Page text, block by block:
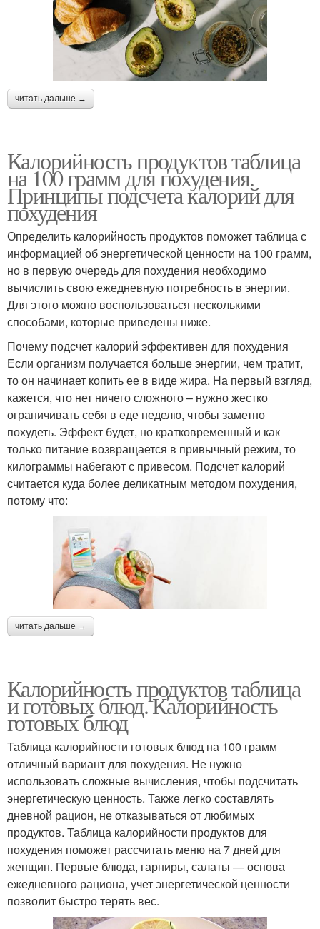
читать дальше →
Калорийность продуктов таблица
на 100 грамм для похудения.
Принципы подсчета калорий для
похудения
Определить калорийность продуктов поможет таблица с
информацией об энергетической ценности на 100 грамм,
но в первую очередь для похудения необходимо
вычислить свою ежедневную потребность в энергии.
Для этого можно воспользоваться несколькими
способами, которые приведены ниже.
Почему подсчет калорий эффективен для похудения
Если организм получается больше энергии, чем тратит,
то он начинает копить ее в виде жира. На первый взгляд,
кажется, что нет ничего сложного – нужно жестко
ограничивать себя в еде неделю, чтобы заметно
похудеть. Эффект будет, но кратковременный и как
только питание возвращается в привычный режим, то
килограммы набегают с привесом. Подсчет калорий
считается куда более деликатным методом похудения,
потому что:
читать дальше →
Калорийность продуктов таблица
и готовых блюд. Калорийность
готовых блюд
Таблица калорийности готовых блюд на 100 грамм
отличный вариант для похудения. Не нужно
использовать сложные вычисления, чтобы подсчитать
энергетическую ценность. Также легко составлять
дневной рацион, не отказываться от любимых
продуктов. Таблица калорийности продуктов для
похудения поможет рассчитать меню на 7 дней для
женщин. Первые блюда, гарниры, салаты — основа
ежедневного рациона, учет энергетической ценности
позволит быстро терять вес.